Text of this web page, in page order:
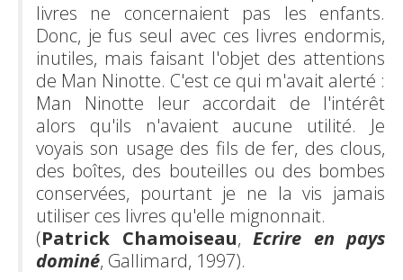
livres ne concernaient pas les enfants.
Donc, je fus seul avec ces livres endormis,
inutiles, mais faisant l'objet des attentions
de Man Ninotte. C'est ce qui m'avait alerté :
Man Ninotte leur accordait de l'intérêt
alors qu'ils n'avaient aucune utilité. Je
voyais son usage des fils de fer, des clous,
des boîtes, des bouteilles ou des bombes
conservées, pourtant je ne la vis jamais
utiliser ces livres qu'elle mignonnait.
(Patrick Chamoiseau, Ecrire en pays
dominé, Gallimard, 1997).